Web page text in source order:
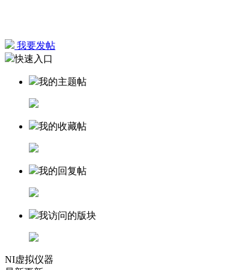
我要发帖
快速入口
我的主题帖
我的收藏帖
我的回复帖
我访问的版块
NI虚拟仪器